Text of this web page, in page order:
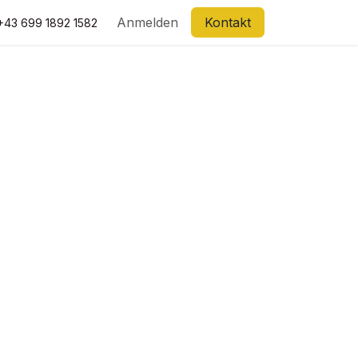
699 1892 1582 Anmelden Kontakt